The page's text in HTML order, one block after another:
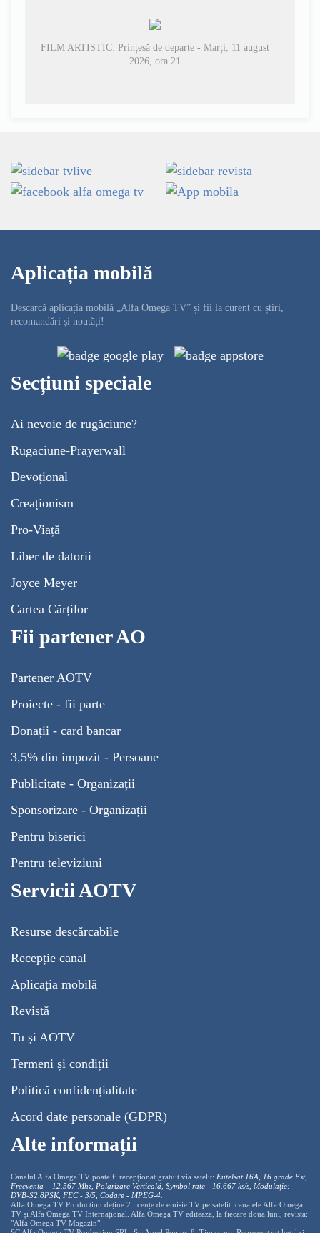
FILM ARTISTIC: Prințesă de departe - Marți, 11 august
2026, ora 21
Aplicația mobilă
Descarcă aplicația mobilă „Alfa Omega TV” și fii la curent cu știri,
recomandări și noutăți!
Secțiuni speciale
Ai nevoie de rugăciune?
Rugaciune-Prayerwall
Devoțional
Creaționism
Pro-Viață
Liber de datorii
Joyce Meyer
Cartea Cărților
Fii partener AO
Partener AOTV
Proiecte - fii parte
Donații - card bancar
3,5% din impozit - Persoane
Publicitate - Organizații
Sponsorizare - Organizații
Pentru biserici
Pentru televiziuni
Servicii AOTV
Resurse descărcabile
Recepție canal
Aplicația mobilă
Revistă
Tu și AOTV
Termeni și condiții
Politică confidențialitate
Acord date personale (GDPR)
Alte informații
Canalul Alfa Omega TV poate fi recepționat gratuit via satelit: Eutelsat 16A, 16 grade Est,
Frecventa – 12.567 Mhz, Polarizare Verticală, Symbol rate - 16.667 ks/s, Modulație:
DVB-S2,8PSK, FEC - 3/5, Codare - MPEG-4
Alfa Omega TV Production deține 2 licențe de emisie TV pe satelit: canalele Alfa Omega
TV și Alfa Omega TV Internațional. Alfa Omega TV editeaza, la fiecare doua luni, revista:
"Alfa Omega TV Magazin".